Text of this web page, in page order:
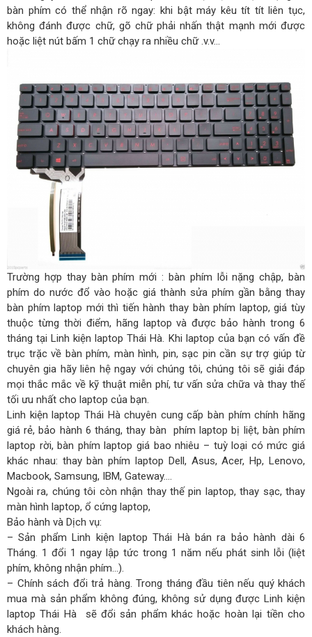
bàn phím có thể nhận rõ ngay: khi bật máy kêu tít tít liên tục,
không đánh được chữ, gõ chữ phải nhấn thật mạnh mới được
hoặc liệt nút bấm 1 chữ chạy ra nhiều chữ .v.v…
Trường hợp thay bàn phím mới : bàn phím lỗi nặng chập, bàn
phím do nước đổ vào hoặc giá thành sửa phím gần bằng thay
bàn phím laptop mới thì tiến hành thay bàn phím laptop, giá tùy
thuộc từng thời điểm, hãng laptop và được bảo hành trong 6
tháng tại Linh kiện laptop Thái Hà. Khi laptop của bạn có vấn đề
trục trặc về bàn phím, màn hình, pin, sạc pin cần sự trợ giúp từ
chuyên gia hãy liên hệ ngay với chúng tôi, chúng tôi sẽ giải đáp
mọi thắc mắc về kỹ thuật miễn phí, tư vấn sửa chữa và thay thế
tối ưu nhất cho laptop của bạn.
Linh kiện laptop Thái Hà chuyên cung cấp bàn phím chính hãng
giá rẻ, bảo hành 6 tháng, thay bàn phím laptop bị liệt, bàn phím
laptop rời, bàn phím laptop giá bao nhiêu – tuỳ loại có mức giá
khác nhau: thay bàn phím laptop Dell, Asus, Acer, Hp, Lenovo,
Macbook, Samsung, IBM, Gateway….
Ngoài ra, chúng tôi còn nhận thay thế pin laptop, thay sạc, thay
màn hình laptop, ổ cứng laptop,
Bảo hành và Dịch vụ:
– Sản phẩm Linh kiện laptop Thái Hà bán ra bảo hành dài 6
Tháng. 1 đổi 1 ngay lập tức trong 1 năm nếu phát sinh lỗi (liệt
phím, không nhận phím…).
– Chính sách đổi trả hàng. Trong tháng đầu tiên nếu quý khách
mua mà sản phẩm không đúng, không sử dụng được Linh kiện
laptop Thái Hà sẽ đổi sản phẩm khác hoặc hoàn lại tiền cho
khách hàng.